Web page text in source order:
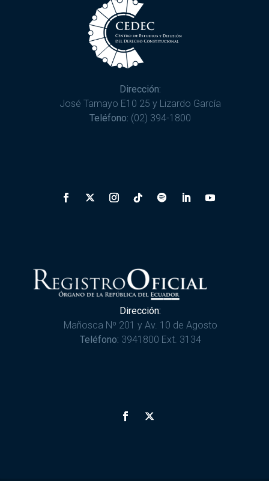
Dirección:
José Tamayo E10 25 y Lizardo García
Teléfono: (02) 394-1800
Dirección:
Mañosca Nº 201 y Av. 10 de Agosto
Teléfono: 3941800 Ext. 3134